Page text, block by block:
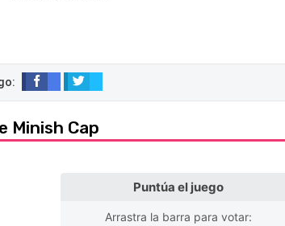
Minish Cap
Puntúa el juego
Arrastra la barra para votar: